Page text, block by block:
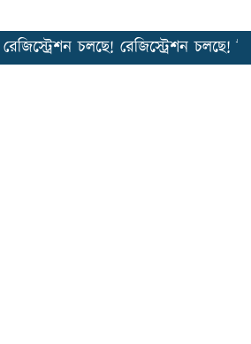
চলছে! রেজিস্ট্রেশন চলছে!